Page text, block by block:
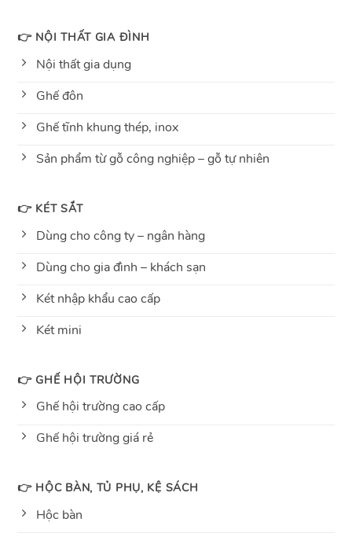
👉 NỘI THẤT GIA ĐÌNH
Nội thất gia dụng
Ghế đôn
Ghế tĩnh khung thép, inox
Sản phẩm từ gỗ công nghiệp – gỗ tự nhiên
👉 KÉT SẮT
Dùng cho công ty – ngân hàng
Dùng cho gia đình – khách sạn
Két nhập khẩu cao cấp
Két mini
👉 GHẾ HỘI TRƯỜNG
Ghế hội trường cao cấp
Ghế hội trường giá rẻ
👉 HỘC BÀN, TỦ PHỤ, KỆ SÁCH
Hộc bàn